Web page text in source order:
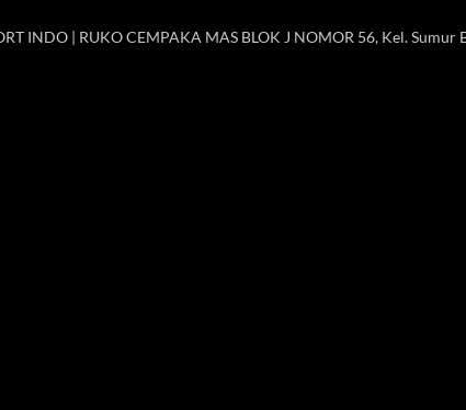
INDO | RUKO CEMPAKA MAS BLOK J NOMOR 56, Kel. Sumur